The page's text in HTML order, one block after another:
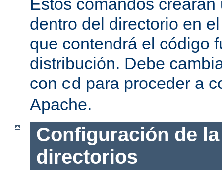
Estos comandos
dentro del directorio en
que contendrá el código
distribución. Debe
con cd para proceder a
Apache.
Configuración de
directorios